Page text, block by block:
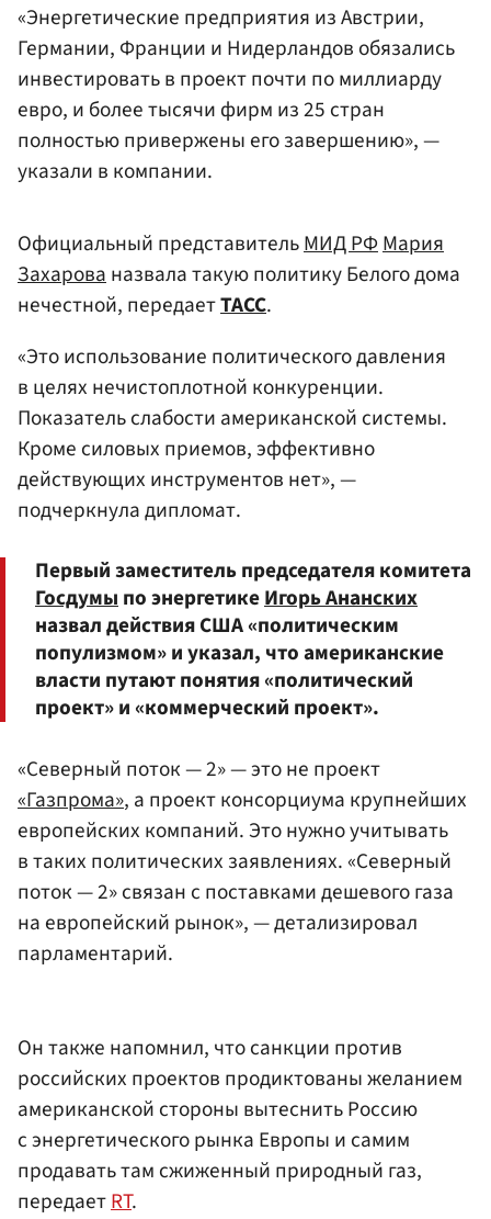
«Энергетические предприятия из Австрии,
Германии, Франции и Нидерландов обязались
инвестировать в проект почти по миллиарду
евро, и более тысячи фирм из 25 стран
полностью привержены его завершению», —
указали в компании.
Официальный представительМИД РФМария
Захарованазвала такую политику Белого дома
нечестной, передаетТАСС.
«Это использование политического давления
в целях нечистоплотной конкуренции.
Показатель слабости американской системы.
Кроме силовых приемов, эффективно
действующих инструментов нет», —
подчеркнула дипломат.
Первый заместитель председателя комитета
Госдумыпо энергетикеИгорь Ананских
назвал действия США «политическим
популизмом» и указал, что американские
власти путают понятия «политический
проект» и «коммерческий проект».
«Северный поток — 2» — это не проект
«Газпрома», а проект консорциума крупнейших
европейских компаний. Это нужно учитывать
в таких политических заявлениях. «Северный
поток — 2» связан с поставками дешевого газа
на европейский рынок», — детализировал
парламентарий.
Он также напомнил, что санкции против
российских проектов продиктованы желанием
американской стороны вытеснить Россию
с энергетического рынка Европы и самим
продавать там сжиженный природный газ,
передаетRT.